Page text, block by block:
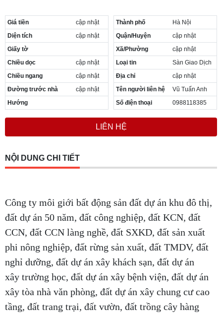
Cần thuê MBKD tại Phường Nghĩa Độ
Cần thuê MBKD tại Phường Phương Liệt
Cần thuê MBKD tại Phường Khương Đình
Cần thuê MBKD tại Phường Yên Sở
Cần thuê MBKD tại Phường Hoàng Liệt
Cần thuê MBKD tại Phường Định Công
Cần thuê MBKD tại Phường Tương Mai
Cần thuê MBKD tại Phường Vĩnh Hưng
Cần thuê MBKD tại Phường Lĩnh Nam
Cần thuê MBKD tại Phường Hồng Hà
Cần thuê MBKD tại Phường Láng
Cần thuê MBKD tại Phường Kim Liên
Cần thuê MBKD tại Phường Bạch Mai
Giá tiền
cập nhật
Diện tích
cập nhật
Giấy tờ
Chiều dọc
cập nhật
Chiều ngang
cập nhật
Đường trước nhà
cập nhật
Hướng
Thành phố
Hà Nội
Quận/Huyện
cập nhật
Xã/Phường
cập nhật
Loại tin
Sàn Giao Dịch
Địa chỉ
cập nhật
Tên người liên hệ
Vũ Tuấn Anh
Số điện thoại
0988118385
LIÊN HỆ
NỘI DUNG CHI TIẾT
Công ty môi giới bất động sản đất dự án khu đô thị,
đất dự án 50 năm, đất công nghiệp, đất KCN, đất
CCN, đất CCN làng nghề, đất SXKD, đất sản xuất
phi nông nghiệp, đất rừng sản xuất, đất TMDV, đất
nghỉ dưỡng, đất dự án xây khách sạn, đất dự án
xây trường học, đất dự án xây bệnh viện, đất dự án
xây tòa nhà văn phòng, đất dự án xây chung cư cao
tầng, đất trang trại, đất vườn, đất trồng cây hàng